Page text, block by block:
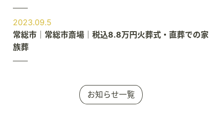
2023.09.5
常総市｜常総市斎場｜税込8.8万円火葬式・直葬での家
族葬
お知らせ一覧